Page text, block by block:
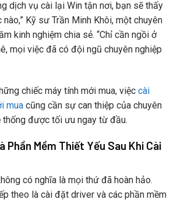
dịch vụ cài lại Win tận nơi, bạn sẽ thấy
Kỹ sư Trần Minh Khôi, một chuyên
kinh nghiệm chia sẻ. “Chỉ cần ngồi ở
mọi việc đã có đội ngũ chuyên nghiệp
chiếc máy tính mới mua, việc cài
mua cũng cần sự can thiệp của chuyên
được tối ưu ngay từ đầu.
Phần Mềm Thiết Yếu Sau Khi Cài
có nghĩa là mọi thứ đã hoàn hảo.
theo là cài đặt driver và các phần mềm